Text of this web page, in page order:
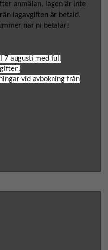
anmälan, lagen är inte
lagavgiften är betald.
när ni betalar!
7 augusti med full
vid avbokning från